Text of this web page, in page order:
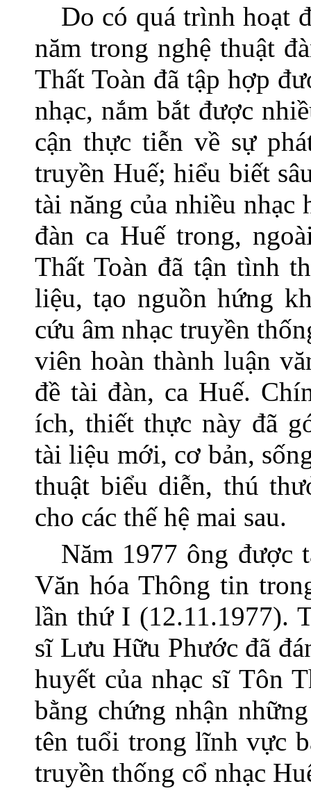
Do có quá trình hoạt
năm trong nghệ thuật
Thất Toàn đã tập hợp
nhạc, nắm bắt được
cận thực tiễn về sự
truyền Huế; hiểu biết
tài năng của nhiều nhạc
đàn ca Huế trong,
Thất Toàn đã tận tình
liệu, tạo nguồn hứng
cứu âm nhạc truyền
viên hoàn thành luận
đề tài đàn, ca Huế.
ích, thiết thực này đã
tài liệu mới, cơ bản,
thuật biểu diễn, thú
cho các thế hệ mai sau.
Năm 1977 ông được
Văn hóa Thông tin
lần thứ I (12.11.1977).
sĩ Lưu Hữu Phước đã
huyết của nhạc sĩ Tôn
bằng chứng nhận
tên tuổi trong lĩnh vực
truyền thống cổ nhạc